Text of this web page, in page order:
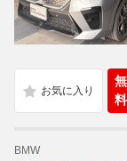
無
料
BMW